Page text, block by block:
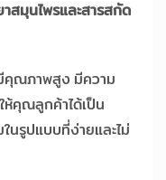
สมุนไพรและสารสกัด
คุณภาพสูง มีความ
ห้คุณลูกค้าได้เป็น
นรูปแบบที่ง่ายและไม่